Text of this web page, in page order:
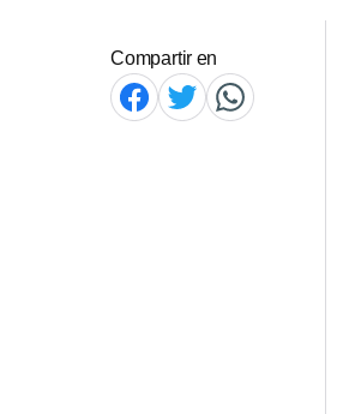
Compartir en